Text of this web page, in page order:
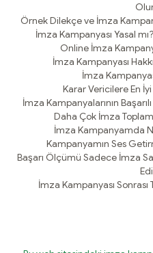
Örnek Dilekçe ve İmza
İmza Kampanyası Yasal
Online İmza
İmza Kampanyası
İmza
Karar Vericilere En İyi
İmza Kampanyalarının
Daha Çok İmza
İmza Kampanyamda
Kampanyamın Ses
Başarı Ölçümü Sadece İmza
İmza Kampanyası